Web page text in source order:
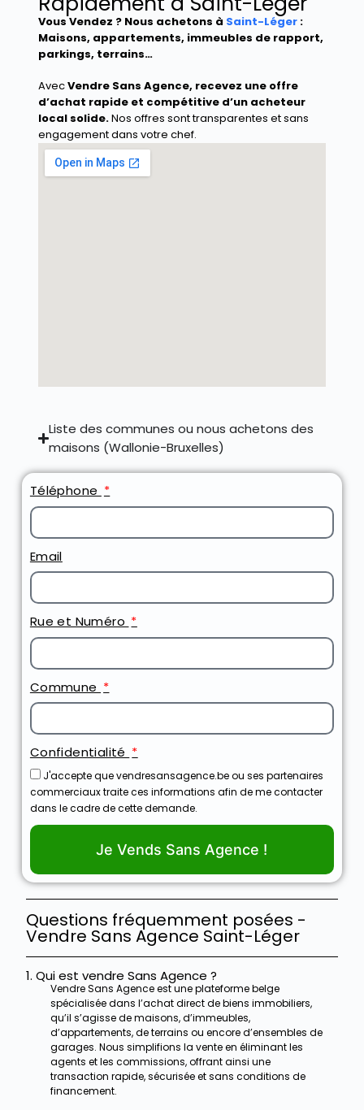
Vous Vendez ? Nous achetons à Saint-Léger:
Maisons, appartements, immeubles de rapport,
parkings, terrains…
AvecVendre Sans Agence, recevez une offre
d’achat rapide et compétitive d’un acheteur
local solide.Nos offres sont transparentes et sans
engagement dans votre chef.
Liste des communes ou nous achetons des
maisons (Wallonie-Bruxelles)
Téléphone
Email
Rue et Numéro
Commune
Confidentialité
J'accepte que vendresansagence.be ou ses partenaires
commerciaux traite ces informations afin de me contacter
dans le cadre de cette demande.
Je Vends Sans Agence !
Questions fréquemment posées -
Vendre Sans Agence Saint-Léger
1. Qui est vendre Sans Agence ?
Vendre Sans Agence est une plateforme belge
spécialisée dans l’achat direct de biens immobiliers,
qu’il s’agisse de maisons, d’immeubles,
d’appartements, de terrains ou encore d’ensembles de
garages. Nous simplifions la vente en éliminant les
agents et les commissions, offrant ainsi une
transaction rapide, sécurisée et sans conditions de
financement.